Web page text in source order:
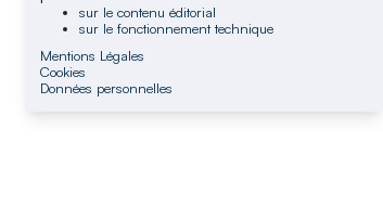
sur le contenu éditorial
sur le fonctionnement technique
Mentions Légales
Cookies
Données personnelles